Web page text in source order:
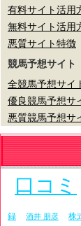
有料サイト活用
無料サイト活用
悪質サイト特徴
競馬予想サイト
全競馬予想サイ
優良競馬予想サ
悪質競馬予想サ
口コミ
録 酒井 朋彦 株